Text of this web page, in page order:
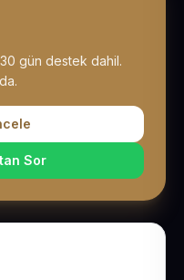
gün destek dahil.
Sor